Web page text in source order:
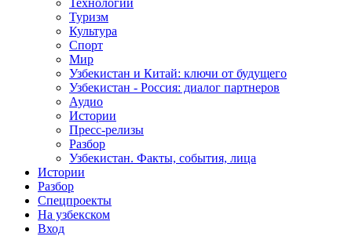
Технологии
Туризм
Культура
Спорт
Мир
Узбекистан и Китай: ключи от будущего
Узбекистан - Россия: диалог партнеров
Аудио
Истории
Пресс-релизы
Разбор
Узбекистан. Факты, события, лица
Истории
Разбор
Спецпроекты
На узбекском
Вход